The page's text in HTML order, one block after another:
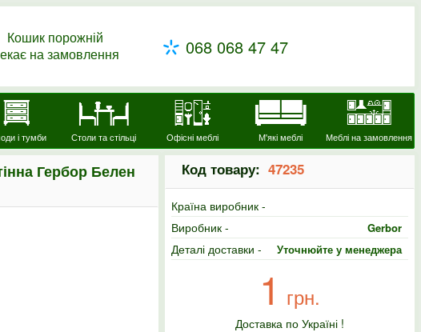
Кошик порожній
на замовлення
068 068 47 47
і тумби Столи та стільці Офісні меблі М'які меблі Меблі на замовлення
Гербор Белен
Код товару: 47235
Країна виробник -
Виробник -
Gerbor
Деталі доставки - Уточнюйте у менеджера
1 грн.
Доставка по Україні !